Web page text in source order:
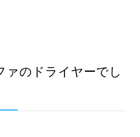
ァのドライヤーでし